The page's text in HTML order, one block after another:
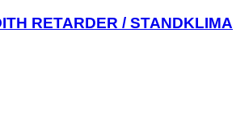
RETARDER / STANDKLIMA